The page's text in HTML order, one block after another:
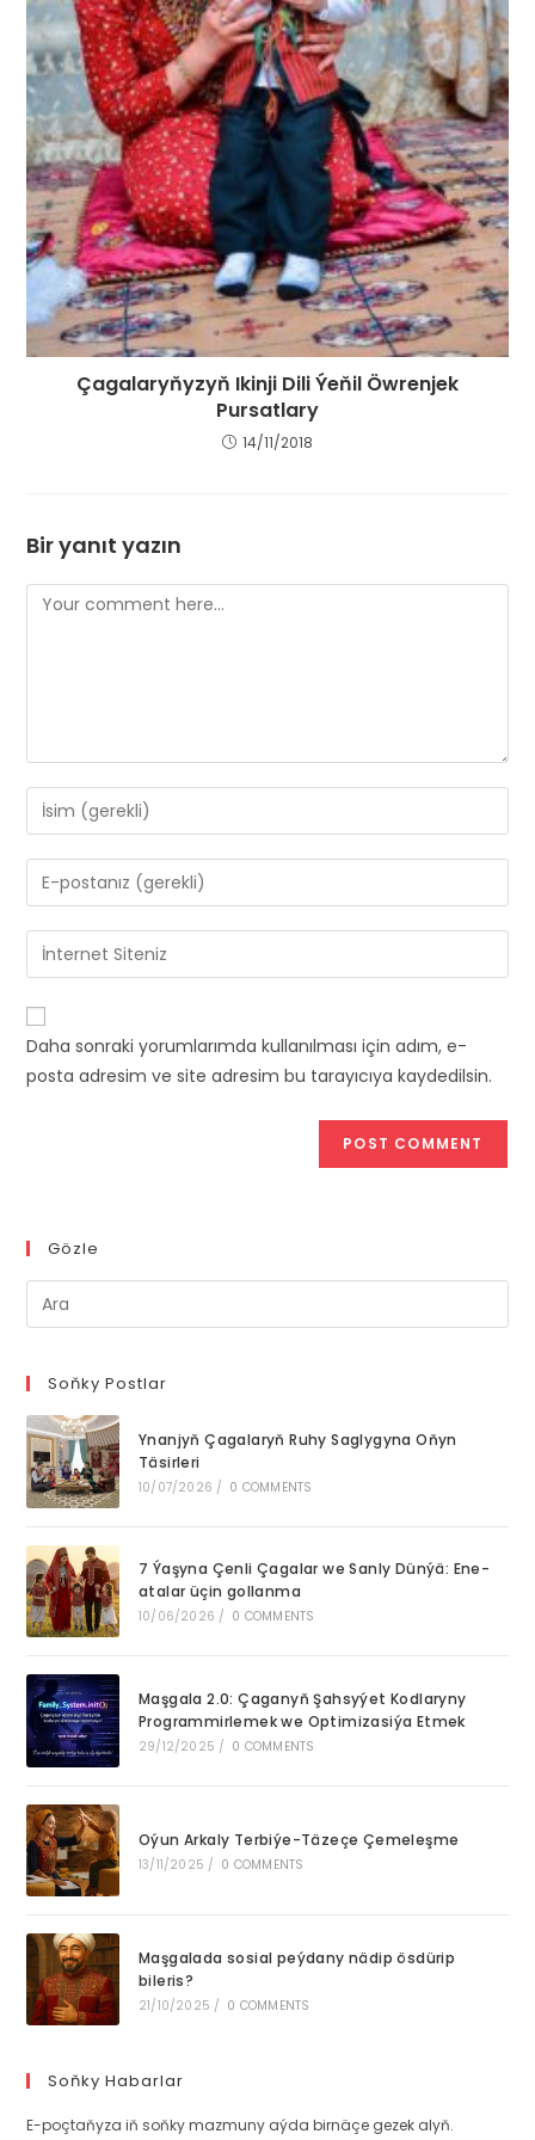
Çagalaryňyzyň Ikinji Dili Ýeňil Öwrenjek
Pursatlary
14/11/2018
Bir yanıt yazın
Comment
Enter
your
name
or
to
comment
Enter
your
email
address
comment
Enter
your
website
URL
(optional)
Daha sonraki yorumlarımda kullanılması için adım, e-
posta adresim ve site adresim bu tarayıcıya kaydedilsin.
Gözle
Soňky Postlar
Ynanjyň Çagalaryň Ruhy Saglygyna Oňyn
Täsirleri
10/07/2026 / 0 COMMENTS
7 Ýaşyna Çenli Çagalar we Sanly Dünýä: Ene-
atalar üçin gollanma
10/06/2026 / 0 COMMENTS
Maşgala 2.0: Çaganyň Şahsyýet Kodlaryny
Programmirlemek we Optimizasiýa Etmek
29/12/2025 / 0 COMMENTS
Oýun Arkaly Terbiýe-Täzeçe Çemeleşme
13/11/2025 / 0 COMMENTS
Maşgalada sosial peýdany nädip ösdürip
bileris?
21/10/2025 / 0 COMMENTS
Soňky Habarlar
E-poçtaňyza iň soňky mazmuny aýda birnäçe gezek alyň.